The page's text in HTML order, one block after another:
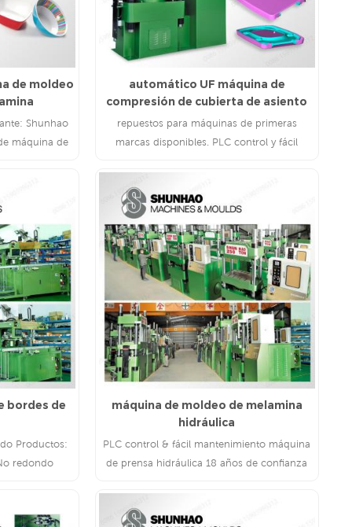
de moldeo
Shunhao
máquina de
automático UF máquina de
compresión de cubierta de asiento
de inodoro
repuestos para máquinas de primeras
marcas disponibles. PLC control y fácil
LEE MAS
bordes de
Productos:
redondo
estable
máquina de moldeo de melamina
hidráulica
PLC control & fácil mantenimiento máquina
de prensa hidráulica 18 años de confianza
famosa disponibles